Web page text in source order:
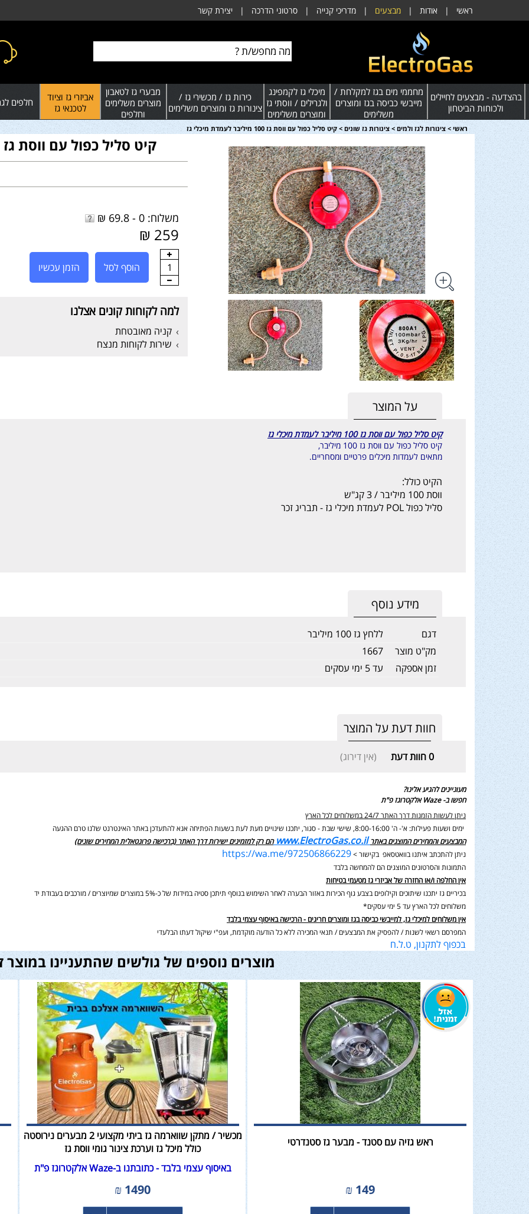
ראשי | אודות | מבצעים | מדריכי קנייה | סרטוני הדרכה | יצירת קשר
בהצדעה - מבצעים לחיילים
ולכוחות הביטחון
מחממי מים בגז למקלחת /
מייבשי כביסה בגז ומוצרים
משלימים
מיכלי גז לקמפינג
ולגרילים / ווסתי גז
ומוצרים משלימים
כירות גז / מכשירי גז /
צינורות גז ומוצרים משלימים
מבערי גז לטאבון
מוצרים משלימים
וחלפים
אביזרי גז וציוד
לטכנאי גז
חלפים
ראשי > צינורות לגז ולמים > צינורות גז שונים > קיט סליל כפול עם ווסת גז 100 מיליבר לעמדת מיכלי גז
קיט סליל כפול עם ווסת גז 100 מיליבר לעמדת מיכלי גז
משלוח: 0 - 69.8 ₪
259 ₪
1 הוסף לסל הזמן עכשיו
למה לקוחות קונים אצלנו
קניה מאובטחת
שירות לקוחות מנצח
על המוצר
קיט סליל כפול עם ווסת גז 100 מיליבר לעמדת מיכלי גז
קיט סליל כפול עם ווסת גז 100 מיליבר,
מתאים לעמדות מיכלים פרטיים ומסחריים.
הקיט כולל:
ווסת 100 מיליבר / 3 קג"ש
סליל כפול POL לעמדת מיכלי גז - תבריג זכר
מידע נוסף
דגם
ללחץ גז 100 מיליבר
מק"ט מוצר
1667
זמן אספקה
עד 5 ימי עסקים
חוות דעת על המוצר
0חוות דעת (אין דירוג)
מעוניינים להגיע אלינו?
חפשו ב- Waze אלקטרוגז פ"ת
ניתן לעשות הזמנות דרך האתר 24/7 במשלוחים לכל הארץ
ימים ושעות פעילות: א'- ה' 8:00-16:00, שישי שבת - סגור,
יתכנו שינויים מעת לעת בשעות הפתיחה אנא להתעדכן באתר האינטרנט שלנו טרם ההגעה
המבצעים והמחירים המוצגים באתר www.ElectroGas.co.il הם רק למזמינים ישירות דרך האתר (ברכישה פרונטאלית המחירים שונים)
ניתן להתכתב איתנו בוואטסאפ בקישור >https://wa.me/972506866229
התמונות והסרטונים המוצגים הם להמחשה בלבד
אין החלפה ו/או החזרה של אביזרי גז מטעמי בטיחות
בכיריים גז יתכנו שיתוכים וקילופים בצבע גוף הכירות באזור הבערה לאחר השימוש בנוסף תיתכן סטיה במידות של כ-5% במוצרים שמיוצרים / מורכבים בעבודת יד
משלוחים לכל הארץ עד 5 ימי עסקים*
אין משלוחים למיכלי גז, למייבשי כביסה בגז ומוצרים חריגים - הרכישה באיסוף עצמי בלבד
המפרסם רשאי לשנות / להפסיק את המבצעים / תנאי המכירה ללא כל הודעה מוקדמת, ועפ"י שיקול דעתו הבלעדי
בכפוף לתקנון, ט.ל.ח
מוצרים נוספים של גולשים שהתעניינו במוצר
ראש גזיה עם סטנד - מבער גז סטנדרטי
149
₪
מכשיר / מתקן שווארמה גז ביתי מקצועי 2 מבערים נירוסטה
כולל מיכל גז וערכת צינור גומי ווסת גז
באיסוף עצמי בלבד - כתובתנו ב-Waze אלקטרוגז פ"ת
1490
₪